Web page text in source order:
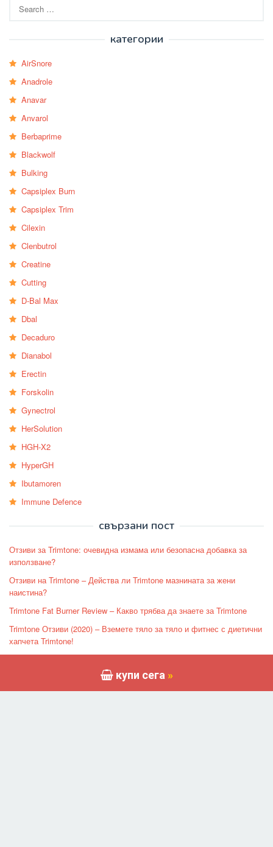
купи сега »
for:
категории
AirSnore
Anadrole
Anavar
Anvarol
Berbaprime
Blackwolf
Bulking
Capsiplex Burn
Capsiplex Trim
Cilexin
Clenbutrol
Creatine
Cutting
D-Bal Max
Dbal
Decaduro
Dianabol
Erectin
Forskolin
Gynectrol
HerSolution
HGH-X2
HyperGH
Ibutamoren
Immune Defence
свързани пост
Отзиви за Trimtone: очевидна измама или безопасна добавка за
използване?
Отзиви на Trimtone – Действа ли Trimtone мазнината за жени
наистина?
Trimtone Fat Burner Review – Какво трябва да знаете за Trimtone
Trimtone Отзиви (2020) – Вземете тяло за тяло и фитнес с диетични
хапчета Trimtone!
Скорошна публикация